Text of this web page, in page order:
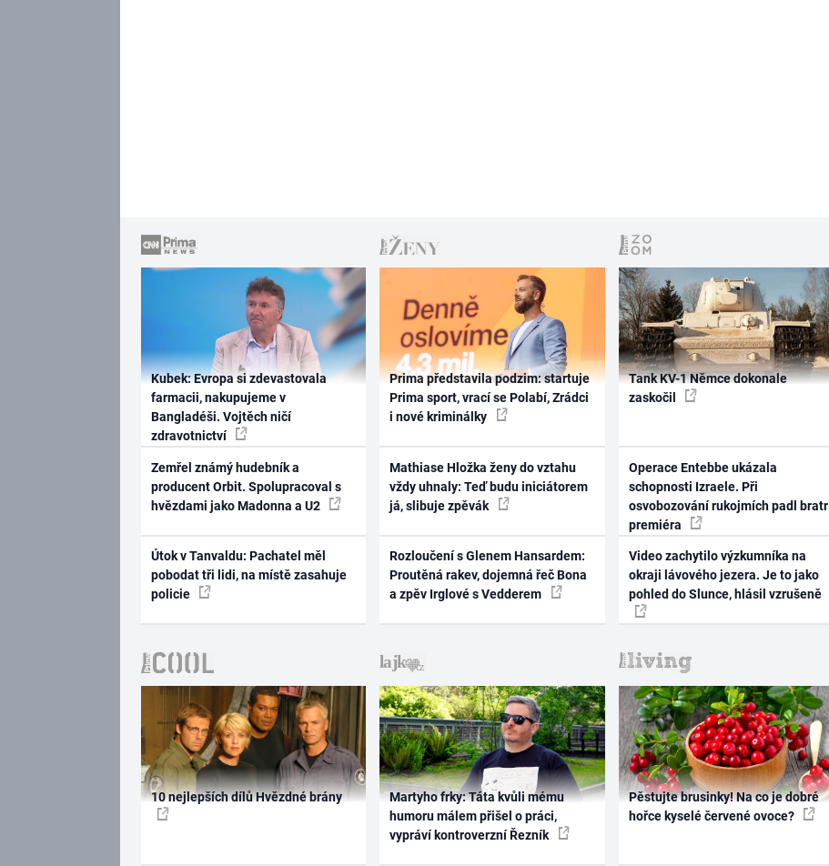
Kubek: Evropa si zdevastovala
farmacii, nakupujeme v
Bangladéši. Vojtěch ničí
zdravotnictví
Zemřel známý hudebník a
producent Orbit. Spolupracoval s
hvězdami jako Madonna a U2
Útok v Tanvaldu: Pachatel měl
pobodat tři lidi, na místě zasahuje
policie
Prima představila podzim: startuje
Prima sport, vrací se Polabí, Zrádci
i nové kriminálky
Mathiase Hložka ženy do vztahu
vždy uhnaly: Teď budu iniciátorem
já, slibuje zpěvák
Rozloučení s Glenem Hansardem:
Proutěná rakev, dojemná řeč Bona
a zpěv Irglové s Vedderem
Tank KV-1 Němce dokonale
zaskočil
Operace Entebbe ukázala
schopnosti Izraele. Při
osvobozování rukojmích padl bratr
premiéra
Video zachytilo výzkumníka na
okraji lávového jezera. Je to jako
pohled do Slunce, hlásil vzrušeně
10 nejlepších dílů Hvězdné brány
Martyho frky: Táta kvůli mému
humoru málem přišel o práci,
vypráví kontroverzní Řezník
Pěstujte brusinky! Na co je dobré
hořce kyselé červené ovoce?